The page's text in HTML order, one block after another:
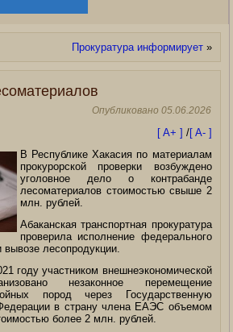
Прокуратура информирует»
Опубликовано 05.06.2026
[ A+ ] /[ A- ]
В Республике Хакасия по материалам
прокурорской проверки возбуждено
уголовное дело о контрабанде
лесоматериалов стоимостью свыше 2
млн. рублей.
Абаканская транспортная прокуратура
проверила исполнение федерального
вывозе лесопродукции.
году участником внешнеэкономической
незаконное перемещение
пород через Государственную
в страну члена ЕАЭС объемом
более 2 млн. рублей.